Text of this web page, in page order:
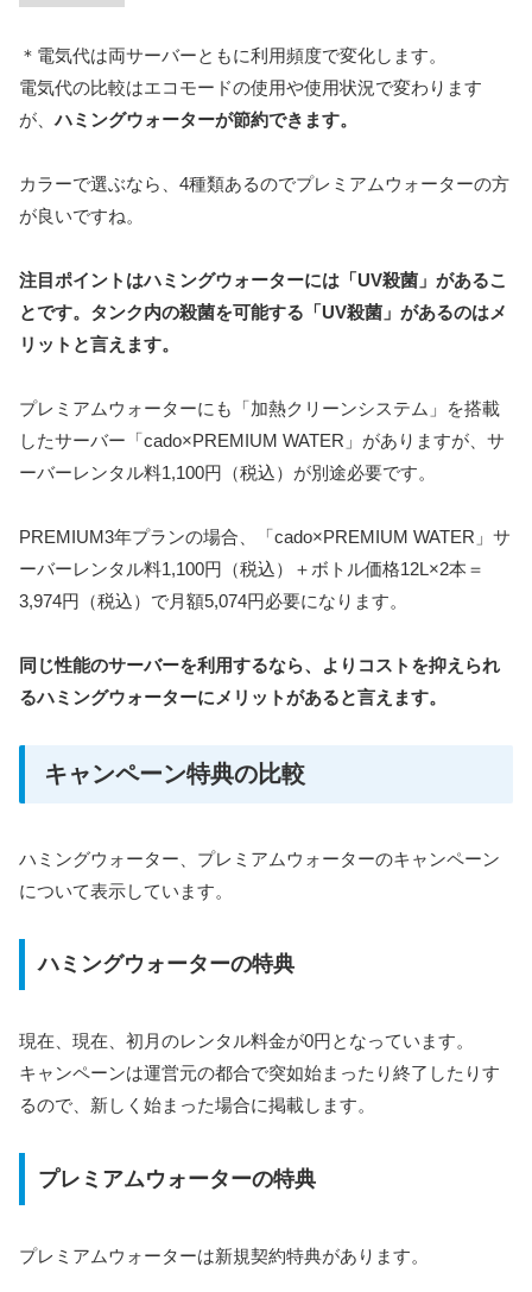
＊電気代は両サーバーともに利用頻度で変化します。
電気代の比較はエコモードの使用や使用状況で変わります
が、ハミングウォーターが節約できます。
カラーで選ぶなら、4種類あるのでプレミアムウォーターの方
が良いですね。
注目ポイントはハミングウォーターには「UV殺菌」があるこ
とです。タンク内の殺菌を可能する「UV殺菌」があるのはメ
リットと言えます。
プレミアムウォーターにも「加熱クリーンシステム」を搭載
したサーバー「cado×PREMIUM WATER」がありますが、サ
ーバーレンタル料1,100円（税込）が別途必要です。
PREMIUM3年プランの場合、「cado×PREMIUM WATER」サ
ーバーレンタル料1,100円（税込）＋ボトル価格12L×2本＝
3,974円（税込）で月額5,074円必要になります。
同じ性能のサーバーを利用するなら、よりコストを抑えられ
るハミングウォーターにメリットがあると言えます。
キャンペーン特典の比較
ハミングウォーター、プレミアムウォーターのキャンペーン
について表示しています。
ハミングウォーターの特典
現在、現在、初月のレンタル料金が0円となっています。
キャンペーンは運営元の都合で突如始まったり終了したりす
るので、新しく始まった場合に掲載します。
プレミアムウォーターの特典
プレミアムウォーターは新規契約特典があります。